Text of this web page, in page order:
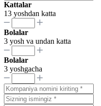
Kattalar
13 yoshdan katta
Bolalar
3 yosh va undan katta
Bolalar
3 yoshgacha